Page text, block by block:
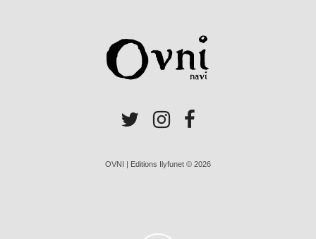
OVNI | Editions Ilyfunet © 2026